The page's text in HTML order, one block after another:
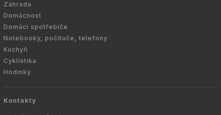
Záhrada
Domácnost
Domácí spotřebiče
Notebooky, počítače, telefony
Kuchyň
Cyklistika
Hodinky
Kontakty